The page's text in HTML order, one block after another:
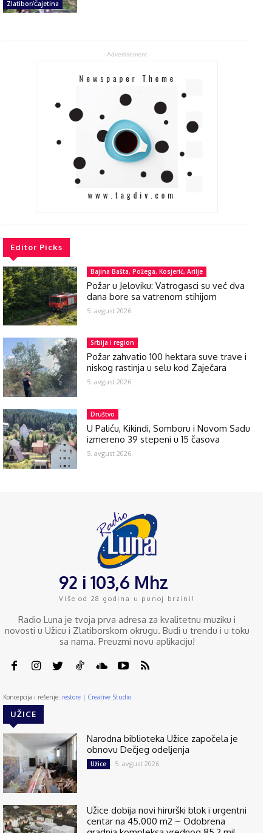
Zlatibor/Čajetina
- Advertisement -
Editor Picks
Bajina Bašta, Požega, Kosjerić, Arilje
Požar u Jeloviku: Vatrogasci su već dva
dana bore sa vatrenom stihijom
5. avgust 2026.
Srbija i region
Požar zahvatio 100 hektara suve trave i
niskog rastinja u selu kod Zaječara
5. avgust 2026.
Društvo
U Paliću, Kikindi, Somboru i Novom Sadu
izmereno 39 stepeni u 15 časova
5. avgust 2026.
92 i 103,6 Mhz
Više od 28 godina u punoj brzini!
Radio Luna je tvoja prva adresa za kvalitetnu muziku i
novosti u Užicu i Zlatiborskom okrugu. Budi u trendu i u toku
sa nama. Preuzmi novu aplikaciju!
Koncepcija i rešenje: restore | Creative Studio
UŽICE
Narodna biblioteka Užice započela je
obnovu Dečjeg odeljenja
Užice 5. avgust 2026.
Užice dobija novi hirurški blok i urgentni
centar na 45.000 m2 – Odobrena